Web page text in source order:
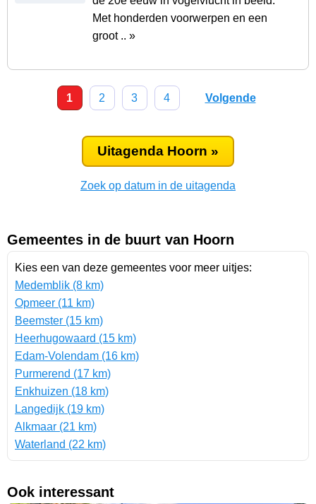
Met honderden voorwerpen en een
groot .. »
1 2 3 4 Volgende
Uitagenda Hoorn »
Zoek op datum in de uitagenda
Gemeentes in de buurt van Hoorn
Kies een van deze gemeentes voor meer uitjes:
Medemblik (8 km)
Opmeer (11 km)
Beemster (15 km)
Heerhugowaard (15 km)
Edam-Volendam (16 km)
Purmerend (17 km)
Enkhuizen (18 km)
Langedijk (19 km)
Alkmaar (21 km)
Waterland (22 km)
Ook interessant